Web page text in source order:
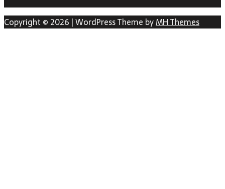
Copyright © 2026 | WordPress Theme byMH Themes